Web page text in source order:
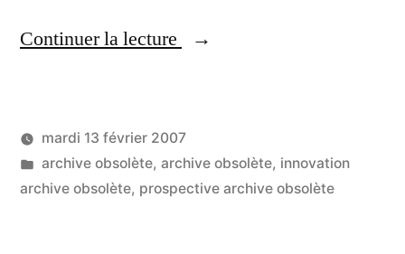
Continuer la lecture
« Perceptive
prospective
ou
Publié
par
LucL
mardi 13 février 2007
Publié
dans
archive obsolète, archive obsolète, innovation
archive obsolète, prospective archive obsolète